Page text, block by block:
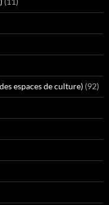
espaces de culture) (92)